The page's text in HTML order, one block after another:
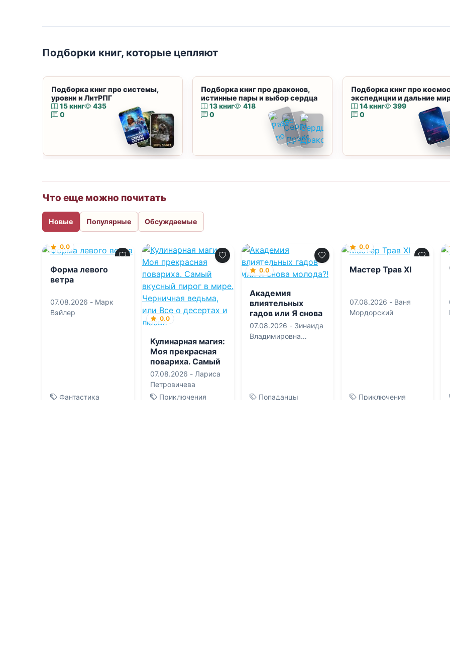
Подборки книг, которые цепляют
Подборка книг про системы,
уровни и ЛитРПГ
15 книг
435
0
Подборка книг про драконов,
истинные пары и выбор сердца
13 книг
418
0
Подборка книг про
экспедиции и дальние
14 книг
399
0
Что еще можно почитать
Новые Популярные Обсуждаемые
0.0
Форма левого
ветра
07.08.2026 - Марк
Вэйлер
Фантастика
0.0
Кулинарная магия:
Моя прекрасная
повариха. Самый
вкусный пирог в
мире. Черничная
ведьма, или Все о
десертах и любви
07.08.2026 - Лариса
Петровичева
Приключения
0.0
Академия
влиятельных
гадов или Я снова
молода?!
07.08.2026 - Зинаида
Владимировна
Попаданцы
0.0
Мастер Трав XI
07.08.2026 - Ваня
Мордорский
Приключения